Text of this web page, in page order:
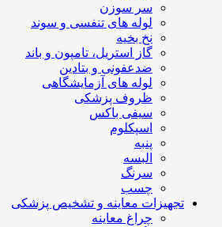
سر سوزن
لوله های تنفسی و سوند
نخ بخیه
گاز استریل، تامپون و باند
ضدعفونی و بتادین
لوله های آزمایشگاهی
ظروف پزشکی
سیفی باکس
اسپکلوم
پنبه
البسه
سرنگ
چسب
تجهیزات معاینه و تشخیص پزشکی
چراغ معاینه